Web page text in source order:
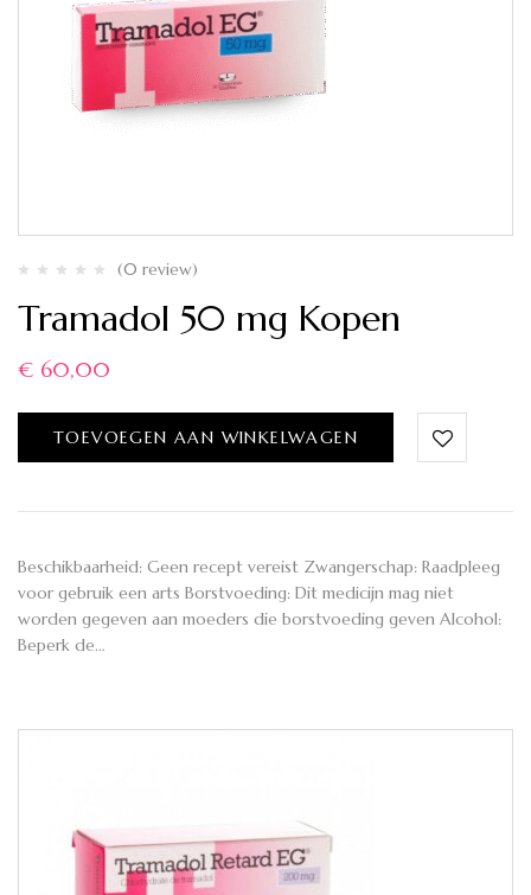
(0 review)
Tramadol 50 mg Kopen
€ 60,00
TOEVOEGEN AAN WINKELWAGEN
Beschikbaarheid: Geen recept vereist Zwangerschap: Raadpleeg
voor gebruik een arts Borstvoeding: Dit medicijn mag niet
worden gegeven aan moeders die borstvoeding geven Alcohol:
Beperk de…